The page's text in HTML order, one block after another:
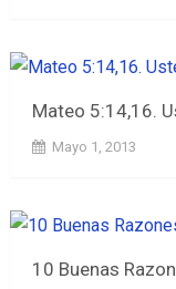
Mateo 5:14,16.
Mayo 1, 2013
10 Buenas